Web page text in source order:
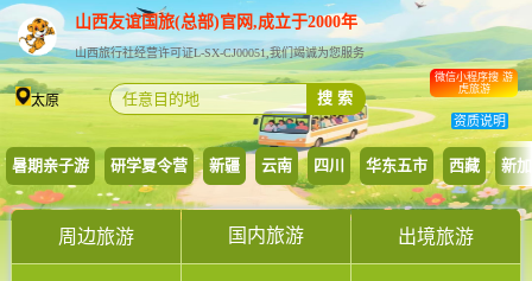
山西友谊国旅(总部)官网,成立于2000年
山西旅行社经营许可证L-SX-CJ00051,我们竭诚为您服务
太原 搜 索
微信小程序搜 游
虎旅游
资质说明
暑期亲子游 研学夏令营 新疆 云南 四川 华东五市 西藏 新
周边旅游 国内旅游 出境旅游